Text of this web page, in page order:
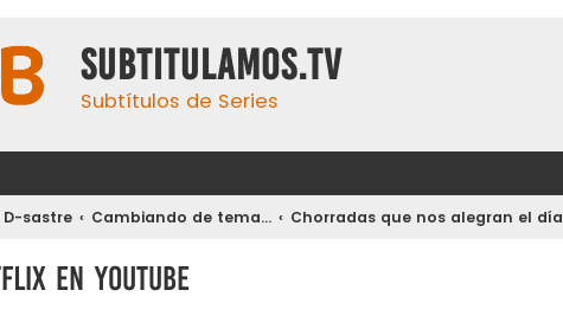
subtitulamos.tv
Subtítulos de Series
D-sastre Cambiando de tema... Chorradas que nos alegran el día
en Youtube